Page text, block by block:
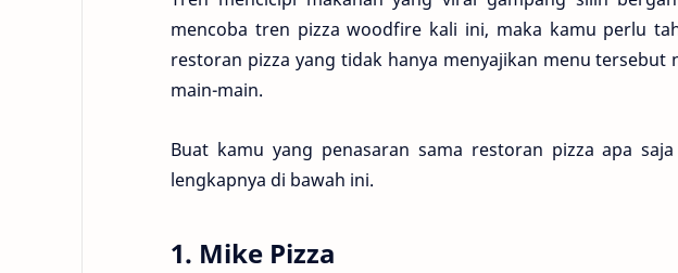
mencoba tren pizza woodfire kali ini, maka kamu perlu
restoran pizza yang tidak hanya menyajikan menu
main-main.
Buat kamu yang penasaran sama restoran pizza apa
lengkapnya di bawah ini.
1. Mike Pizza